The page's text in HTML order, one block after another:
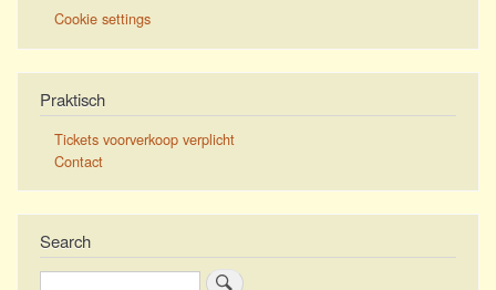
Cookie settings
Praktisch
Tickets voorverkoop verplicht
Contact
Search
Zoeken